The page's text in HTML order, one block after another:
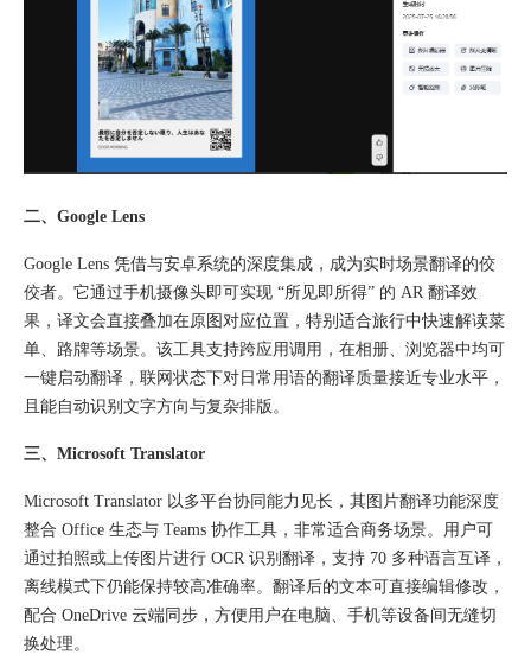
二、​Google Lens
Google Lens 凭借与安卓系统的深度集成，成为实时场景翻译的佼
佼者。它通过手机摄像头即可实现 “所见即所得” 的 AR 翻译效
果，译文会直接叠加在原图对应位置，特别适合旅行中快速解读菜
单、路牌等场景。该工具支持跨应用调用，在相册、浏览器中均可
一键启动翻译，联网状态下对日常用语的翻译质量接近专业水平，
且能自动识别文字方向与复杂排版。​
三、​Microsoft Translator
Microsoft Translator 以多平台协同能力见长，其图片翻译功能深度
整合 Office 生态与 Teams 协作工具，非常适合商务场景。用户可
通过拍照或上传图片进行 OCR 识别翻译，支持 70 多种语言互译，
离线模式下仍能保持较高准确率。翻译后的文本可直接编辑修改，
配合 OneDrive 云端同步，方便用户在电脑、手机等设备间无缝切
换处理。​